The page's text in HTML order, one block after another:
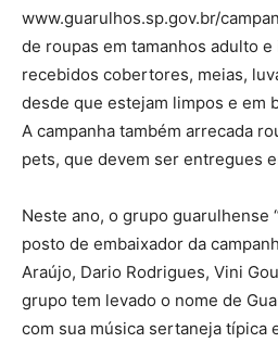
www.guarulhos.sp.gov.br/
de roupas em tamanhos adulto
recebidos cobertores, meias,
desde que estejam limpos e em
A campanha também arrecada
pets, que devem ser entregues
Neste ano, o grupo guarulhense
posto de embaixador da
Araújo, Dario Rodrigues, Vini
grupo tem levado o nome de
com sua música sertaneja típica